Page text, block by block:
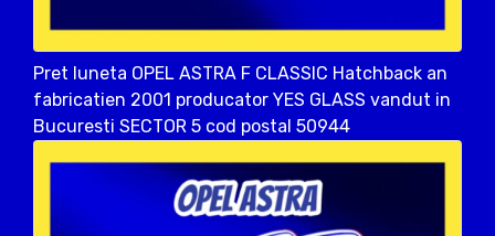
Pret luneta OPEL ASTRA F CLASSIC Hatchback an
fabricatien 2001 producator YES GLASS vandut in
Bucuresti SECTOR 5 cod postal 50944